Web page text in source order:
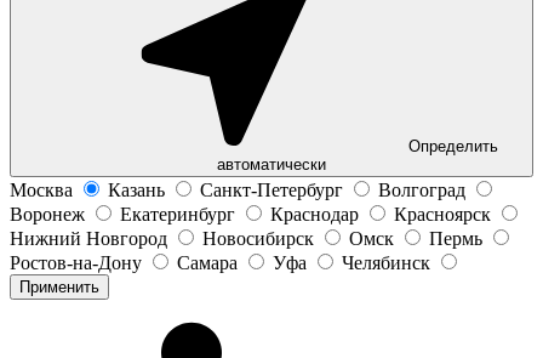
Определить
автоматически
Москва Казань Санкт-Петербург
Волгоград
Воронеж
Екатеринбург Краснодар
Красноярск
Нижний Новгород
Новосибирск Омск
Пермь
Ростов-на-Дону
Самара Уфа Челябинск
Применить